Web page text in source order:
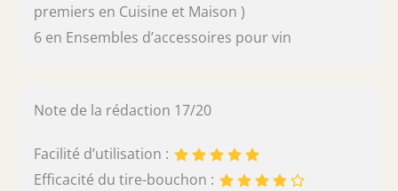
premiers en Cuisine et Maison )
6 en Ensembles d’accessoires pour vin
Note de la rédaction 17/20
Facilité d’utilisation :
Efficacité du tire-bouchon :